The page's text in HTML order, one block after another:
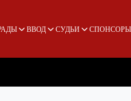
ВВОД СУДЬИ СПОНСОРЫ